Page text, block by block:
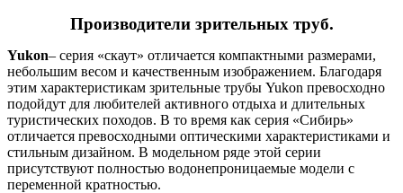
Производители зрительных труб.
Yukon– серия «скаут» отличается компактными размерами,
небольшим весом и качественным изображением. Благодаря
этим характеристикам зрительные трубы Yukon превосходно
подойдут для любителей активного отдыха и длительных
туристических походов. В то время как серия «Сибирь»
отличается превосходными оптическими характеристиками и
стильным дизайном. В модельном ряде этой серии
присутствуют полностью водонепроницаемые модели с
переменной кратностью.